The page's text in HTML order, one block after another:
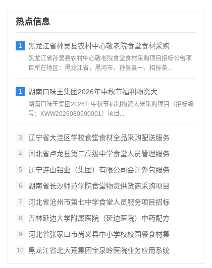
热点信息
1 黑龙江省孙吴县农村中心敬老院食堂食材采购
黑龙江省孙吴县农村中心敬老院食堂食材采购项目招标公告项
目所在地区：黑龙江省，黑河市，孙吴县一、招标条...
1 湖南口味王集团2026年中秋节福利物资大
湖南口味王集团2026年中秋节福利物资大米采购项目（招标编
号：KWW2026080500001）项目...
3 辽宁省大洼区学校食堂食材全品采购配送服务
4 河北省卢龙县第二高级中学食堂人员管理服务
5 辽宁连山铝业（集团）有限公司会计外包服务
6 湖南省长沙师范学院食堂物资供货商采购项目
7 河北省沧州市第七中学食堂人员服务项目招标
8 吉林延边大学附属医院（延边医院）中药配方
9 河北省张家口市尚义县中小学校校园餐食材集
10 黑龙江省北大荒集团宝泉岭医院业务应用系统